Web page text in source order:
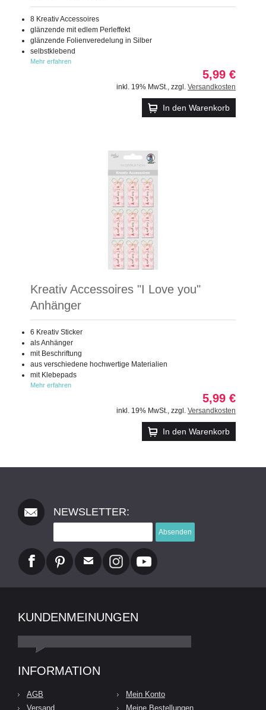
8 Kreativ Accessoires
glänzende mit edlem Perleffekt
glänzende Folienveredelung in Silber
selbstklebend
Mehr erfahren
5,99 €
inkl. 19% MwSt. zzgl. Versandkosten
In den Warenkorb
Kreativ Accessoires "I Love you"
Anhänger
6 Kreativ Sticker
als Anhänger
mit Beschriftung
aus verschiedene hochwertige Materialien
mit Klebepads
Mehr erfahren
5,99 €
inkl. 19% MwSt. zzgl. Versandkosten
In den Warenkorb
NEWSLETTER:
Absenden
KUNDENMEINUNGEN
INFORMATION
AGB
Versand
Mein Konto
Meine Bestellungen